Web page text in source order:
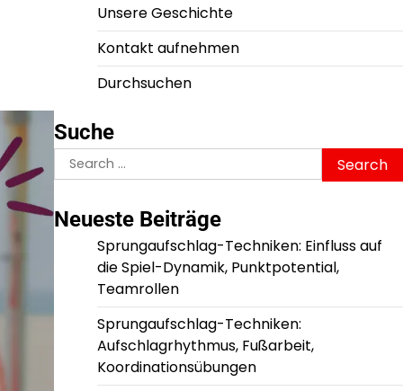
Unsere Geschichte
Kontakt aufnehmen
Durchsuchen
Suche
Search
for:
Neueste Beiträge
Sprungaufschlag-Techniken: Einfluss auf
die Spiel-Dynamik, Punktpotential,
Teamrollen
Sprungaufschlag-Techniken:
Aufschlagrhythmus, Fußarbeit,
Koordinationsübungen